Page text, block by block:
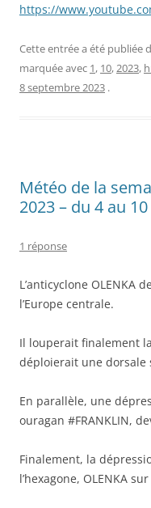
https://
Cette entrée a été publiée
marquée avec 1, 10,2023,
8 septembre 2023 .
Météo de la
2023 – du 4 au
1 réponse
L’anticyclone OLENKA
l’Europe centrale.
Il louperait finalement
déploierait une dorsale
En parallèle, une
ouragan #FRANKLIN,
Finalement, la
l’hexagone, OLENKA